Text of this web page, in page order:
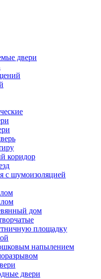
двери
коридор
с шумоизоляцией
дом
площадку
напылением
двери